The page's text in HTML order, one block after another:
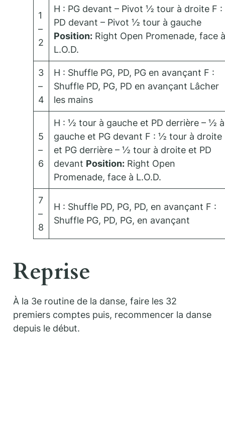
1
–
2
H : PG devant – Pivot ½ tour à droite F :
PD devant – Pivot ½ tour à gauche
Position: Right Open Promenade, face à
L.O.D.
3
–
4
H : Shuffle PG, PD, PG en avançant F :
Shuffle PD, PG, PD en avançant Lâcher
les mains
5
–
6
H : ½ tour à gauche et PD derrière – ½ à
gauche et PG devant F : ½ tour à droite
et PG derrière – ½ tour à droite et PD
devant Position: Right Open
Promenade, face à L.O.D.
7
–
8
H : Shuffle PD, PG, PD, en avançant F :
Shuffle PG, PD, PG, en avançant
Reprise
À la 3e routine de la danse, faire les 32
premiers comptes puis, recommencer la danse
depuis le début.